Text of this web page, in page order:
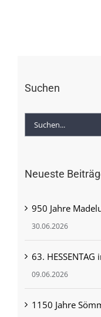
Suchen
Suche
Neueste
950 Jahre
30.06.2026
63. HESSENTAG
09.06.2026
1150 Jahre